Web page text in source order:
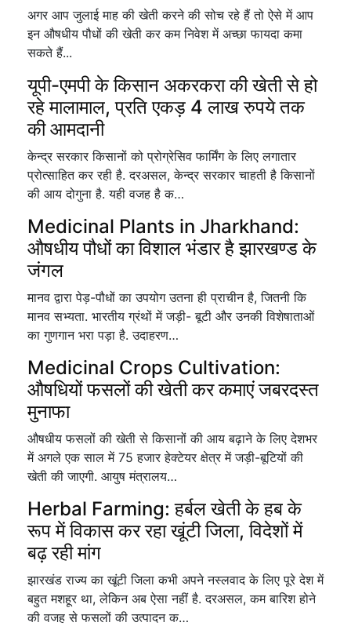
अगर आप जुलाई माह की खेती करने की सोच रहे हैं तो ऐसे में आप
इन औषधीय पौधों की खेती कर कम निवेश में अच्छा फायदा कमा
सकते हैं...
यूपी-एमपी के किसान अकरकरा की खेती से हो
रहे मालामाल, प्रति एकड़ 4 लाख रुपये तक
की आमदानी
केन्द्र सरकार किसानों को प्रोग्रेसिव फार्मिंग के लिए लगातार
प्रोत्साहित कर रही है. दरअसल, केन्द्र सरकार चाहती है किसानों
की आय दोगुना है. यही वजह है क…
Medicinal Plants in Jharkhand:
औषधीय पौधों का विशाल भंडार है झारखण्ड के
जंगल
मानव द्वारा पेड़-पौधों का उपयोग उतना ही प्राचीन है, जितनी कि
मानव सभ्यता. भारतीय ग्रंथों में जड़ी- बूटी और उनकी विशेषाताओं
का गुणगान भरा पड़ा है. उदाहरण…
Medicinal Crops Cultivation:
औषधियों फसलों की खेती कर कमाएं जबरदस्त
मुनाफा
औषधीय फसलों की खेती से किसानों की आय बढ़ाने के लिए देशभर
में अगले एक साल में 75 हजार हेक्टेयर क्षेत्र में जड़ी-बूटियों की
खेती की जाएगी. आयुष मंत्रालय…
Herbal Farming: हर्बल खेती के हब के
रूप में विकास कर रहा खूंटी जिला, विदेशों में
बढ़ रही मांग
झारखंड राज्य का खूंटी जिला कभी अपने नस्लवाद के लिए पूरे देश में
बहुत मशहूर था, लेकिन अब ऐसा नहीं है. दरअसल, कम बारिश होने
की वजह से फसलों की उत्पादन क…